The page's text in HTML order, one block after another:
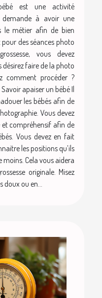
est une activité
à avoir une
le métier afin de bien
des séances photo
vous devez
faire de la photo
comment procéder ?
apaiser un bébé Il
les bébés afin de
Vous devez
compréhensif afin de
Vous devez en fait
les positions qu’ils
Cela vous aidera
originale. Misez
ou en...